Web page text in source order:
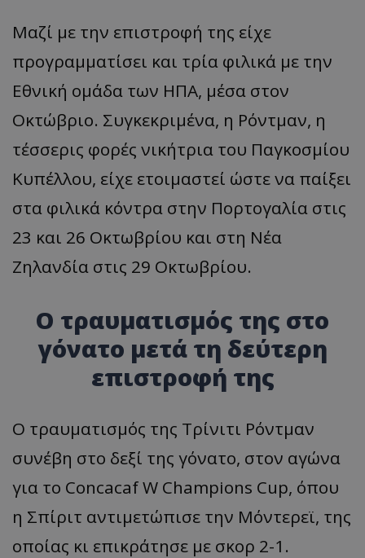
Μαζί με την επιστροφή της είχε
προγραμματίσει και τρία φιλικά με την
Εθνική ομάδα των ΗΠΑ, μέσα στον
Οκτώβριο. Συγκεκριμένα, η Ρόντμαν, η
τέσσερις φορές νικήτρια του Παγκοσμίου
Κυπέλλου, είχε ετοιμαστεί ώστε να παίξει
στα φιλικά κόντρα στην Πορτογαλία στις
23 και 26 Οκτωβρίου και στη Νέα
Ζηλανδία στις 29 Οκτωβρίου.
Ο τραυματισμός της στο
γόνατο μετά τη δεύτερη
επιστροφή της
Ο τραυματισμός της Τρίνιτι Ρόντμαν
συνέβη στο δεξί της γόνατο, στον αγώνα
για το Concacaf W Champions Cup, όπου
η Σπίριτ αντιμετώπισε την Μόντερεϊ, της
οποίας κι επικράτησε με σκορ 2-1.